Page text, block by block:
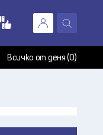
Всичко от деня (0)